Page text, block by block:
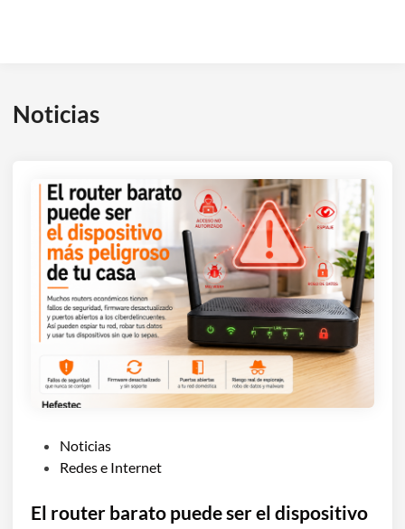
Noticias
l
Noticias
Redes e Internet
El router barato puede ser el dispositivo